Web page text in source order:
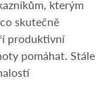
kterým
skutečně
produktivní
pomáhat. Stále